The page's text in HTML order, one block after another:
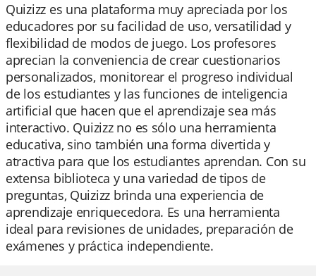
Quizizz es una plataforma muy apreciada por los
educadores por su facilidad de uso, versatilidad y
flexibilidad de modos de juego. Los profesores
aprecian la conveniencia de crear cuestionarios
personalizados, monitorear el progreso individual
de los estudiantes y las funciones de inteligencia
artificial que hacen que el aprendizaje sea más
interactivo. Quizizz no es sólo una herramienta
educativa, sino también una forma divertida y
atractiva para que los estudiantes aprendan. Con su
extensa biblioteca y una variedad de tipos de
preguntas, Quizizz brinda una experiencia de
aprendizaje enriquecedora. Es una herramienta
ideal para revisiones de unidades, preparación de
exámenes y práctica independiente.